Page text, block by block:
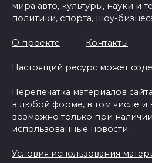
мира авто, культуры, науки и
политики, спорта, шоу-
О проекте Контакты
Настоящий ресурс может
Перепечатка материалов
в любой форме, в том числе
возможно только при
использованные новости.
Условия использования